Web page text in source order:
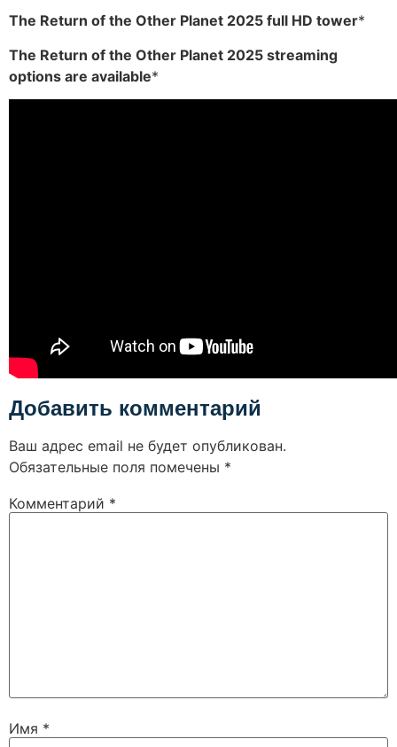
The Return of the Other Planet 2025 full HD tower*
The Return of the Other Planet 2025 streaming
options are available*
Добавить комментарий
Ваш адрес email не будет опубликован.
Обязательные поля помечены *
Комментарий *
Имя *